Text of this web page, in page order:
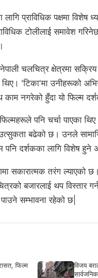
प्राविधिक पक्षमा विशेष
टोलीलाई समावेश
नेपाली चलचित्र क्षेत्रमा
'टिका'मा उनीहरूको
नगरेको हुँदा यो फिल्म
पनि चर्चा पाएका
बढेको छ। उनले
पनि दर्शकका लागि विशेष हुने
सकारात्मक तरंग ल्याएको
बजारलाई थप विस्तार
सम्भावना रहेको छ|
फिल्म
विजय
सार्वजनिक